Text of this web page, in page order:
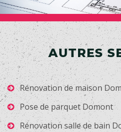
AUTRES
Rénovation de maison
Pose de parquet Domont
Rénovation salle de bain